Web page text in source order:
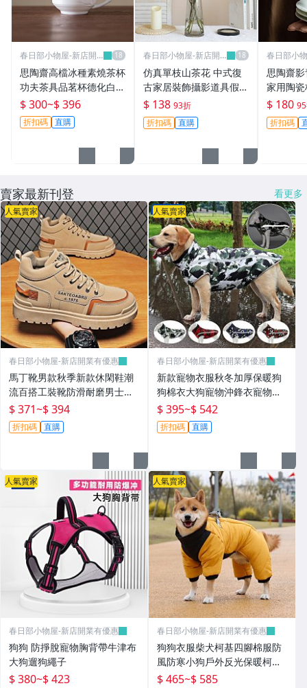
春日部小物屋-新店開
思陶齋高檔冰種素燒茶杯
功夫茶具品茗杯德化白瓷
精工陶瓷喝茶單杯-春日
部小物屋
$ 300~$ 396
折扣碼 直購
春日部小物屋-新店開
仿真單枝山茶花 中式復
古家居裝飾攝影道具假花
絹花野山茶仿真花-春日
部小物屋
$ 138 93折
折扣碼 直購
春日部小
思陶齋
家用陶
道配件
小物屋
$ 180
折扣碼
賣家最新刊登 看更多
人氣賣家
春日部小物屋-新店開業有優惠
馬丁靴男款秋季新款休閑鞋潮
流百搭工裝靴防滑耐磨男士工
作鞋
$ 371~$ 394
折扣碼 直購
人氣賣家
春日部小物屋-新店開業有優惠
新款寵物衣服秋冬加厚保暖狗
狗棉衣大狗寵物沖鋒衣寵物服
裝
$ 395~$ 542
折扣碼 直購
人氣賣家
春日部小物屋-新店開業有優惠
狗狗 防掙脫寵物胸背帶牛津布
大狗遛狗繩子
$ 380~$ 423
人氣賣家
春日部小物屋-新店開業有優惠
狗狗衣服柴犬柯基四腳棉服防
風防寒小狗戶外反光保暖柯基
四腳全包
$ 465~$ 585